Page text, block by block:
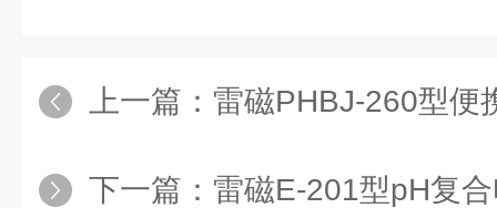
上一篇： 雷磁PHBJ-260型便
下一篇： 雷磁E-201型pH复